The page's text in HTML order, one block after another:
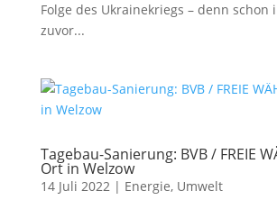
Folge des Ukrainekriegs – denn schon
zuvor...
Tagebau-Sanierung: BVB / FREIE
Ort in Welzow
14 Juli 2022| Energie, Umwelt